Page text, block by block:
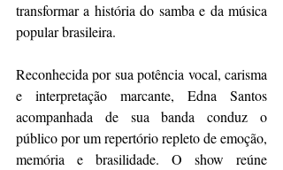
transformar a história do samba e da música
popular brasileira.
Reconhecida por sua potência vocal, carisma
e interpretação marcante, Edna Santos
acompanhada de sua banda conduz o
público por um repertório repleto de emoção,
memória e brasilidade. O show reúne